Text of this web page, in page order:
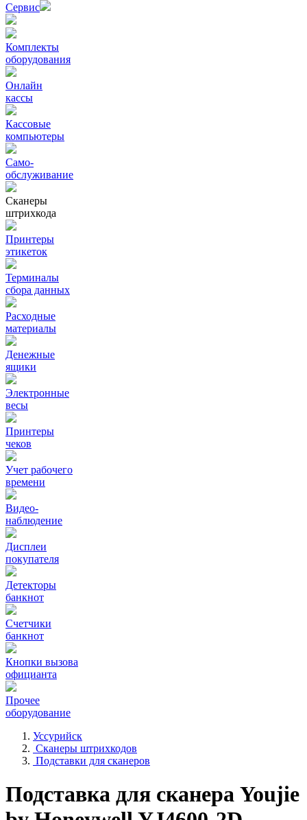
Сервис
Комплекты
оборудования
Онлайн
кассы
Кассовые
компьютеры
Само-
обслуживание
Сканеры
штрихкода
Принтеры
этикеток
Терминалы
сбора данных
Расходные
материалы
Денежные
ящики
Электронные
весы
Принтеры
чеков
Учет рабочего
времени
Видео‑
наблюдение
Дисплеи
покупателя
Детекторы
банкнот
Счетчики
банкнот
Кнопки вызова
официанта
Прочее
оборудование
Уссурийск
Сканеры штрихкодов
Подставки для сканеров
Подставка для сканера Youjie